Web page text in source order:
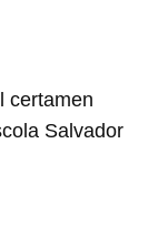
certamen
Salvador